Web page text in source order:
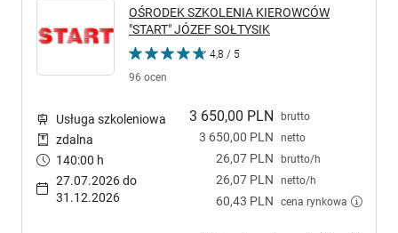
OŚRODEK SZKOLENIA KIEROWCÓW
"START" JÓZEF SOŁTYSIK
4,8 / 5
96 ocen
3 650,00 PLN brutto
3 650,00 PLN netto
26,07 PLN brutto/h
26,07 PLN netto/h
60,43 PLN cena rynkowa
Usługa szkoleniowa
zdalna
140:00 h
27.07.2026 do
31.12.2026